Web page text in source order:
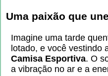
Uma paixão que
Imagine uma tarde
lotado, e você vestindo
Camisa Esportiva. O
a vibração no ar e a